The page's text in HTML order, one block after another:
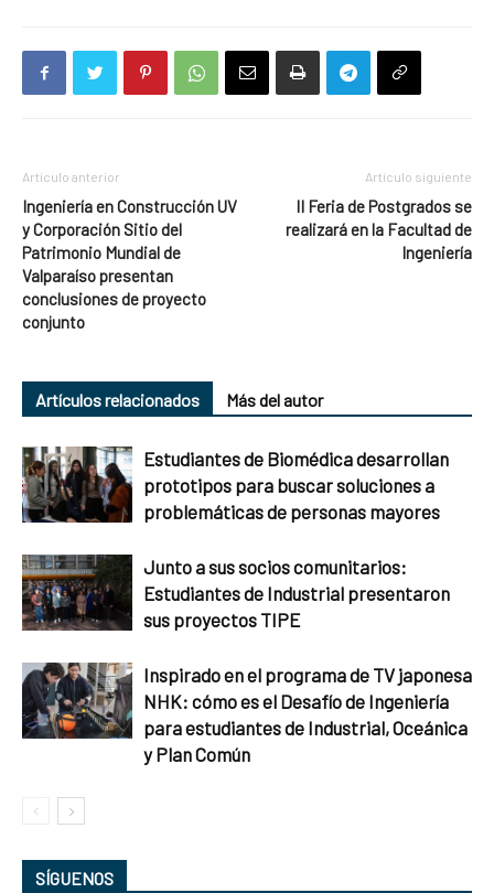
Artículo anterior
Ingeniería en Construcción UV
y Corporación Sitio del
Patrimonio Mundial de
Valparaíso presentan
conclusiones de proyecto
conjunto
Artículo siguiente
II Feria de Postgrados se
realizará en la Facultad de
Ingeniería
Artículos relacionados Más del autor
Estudiantes de Biomédica desarrollan
prototipos para buscar soluciones a
problemáticas de personas mayores
Junto a sus socios comunitarios:
Estudiantes de Industrial presentaron
sus proyectos TIPE
Inspirado en el programa de TV japonesa
NHK: cómo es el Desafío de Ingeniería
para estudiantes de Industrial, Oceánica
y Plan Común
SÍGUENOS